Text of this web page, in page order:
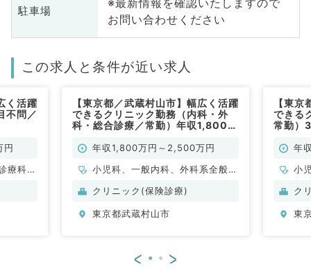
駐車場
※最新情報を確認いたしますので
お問い合わせください
この求人と条件が近い求人
く活躍
不問／
円
療科、
【東京都／武蔵村山市】幅広く活躍
できるクリニック勤務（内科・外
科・総合診療／常勤）年収1,800万
年収1,800万円～2,500万円
小児科、一般内科、外科系全般、
一般外科、総合診療科、健診・人
クリニック(保険診療)
東京都武蔵村山市
【東
できる
常勤）
年
小
健
ク
東
< >